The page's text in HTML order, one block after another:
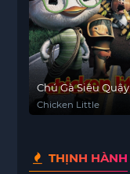
Chú Gà Siêu Quậy
Chicken Little
THỊNH HÀNH